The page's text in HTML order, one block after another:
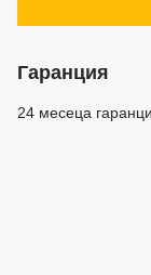
Гаранция
24 месеца